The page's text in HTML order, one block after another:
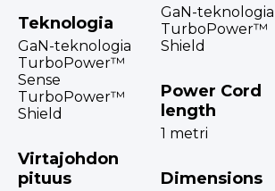
Teknologia
GaN-teknologia
TurboPower™
Sense
TurboPower™
Shield
Virtajohdon
pituus
GaN-teknologia
TurboPower™
Shield
Power Cord
length
1 metri
Dimensions